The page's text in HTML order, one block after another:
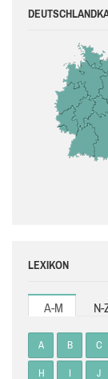
LEXIKON
A-M N-
A B C
H I J